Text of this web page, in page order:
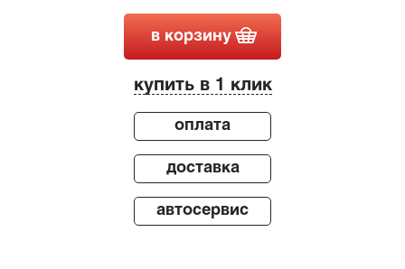
в корзину
купить в 1 клик
оплата
доставка
автосервис